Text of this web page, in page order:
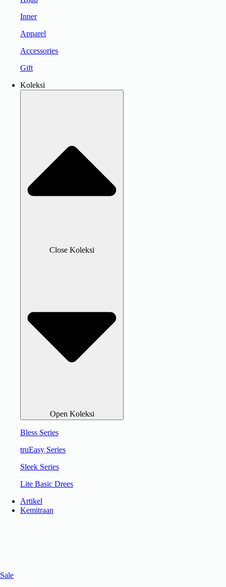
Inner
Apparel
Accessories
Gift
Koleksi
Close Koleksi
Open Koleksi
Bless Series
truEasy Series
Sleek Series
Lite Basic Drees
Artikel
Kemitraan
Sale